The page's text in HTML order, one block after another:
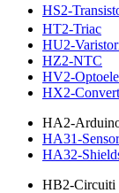
HS2-
HT2-Triac
HU2-
HZ2-NTC
HV2-
HX2-
HA2-
HA31-
HA32-
HB2-Circuiti